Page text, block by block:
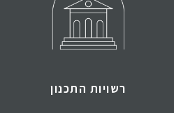
רשויות התכנון